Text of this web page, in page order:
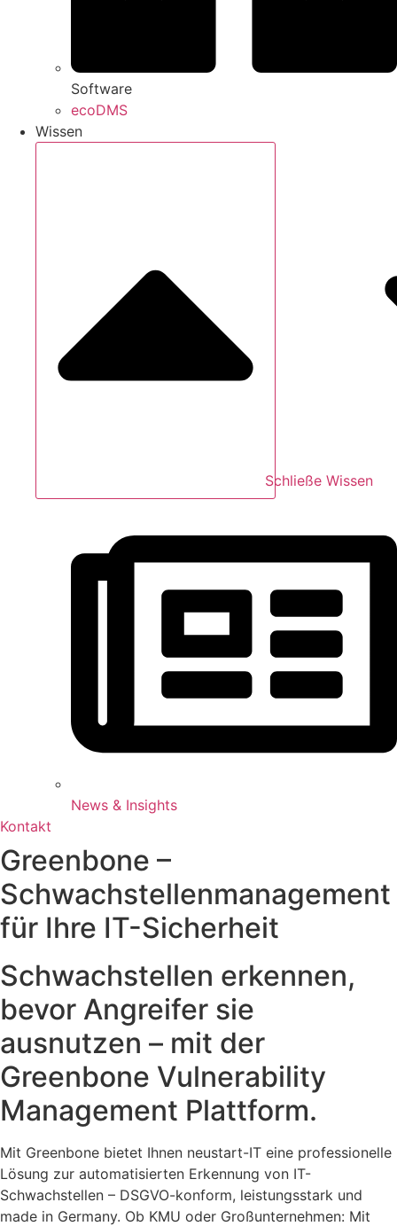
Software
ecoDMS
Wissen
Schließe Wissen
News & Insights
Kontakt
Greenbone –
Schwachstellenmanagement
für Ihre IT-Sicherheit
Schwachstellen erkennen,
bevor Angreifer sie
ausnutzen – mit der
Greenbone Vulnerability
Management Plattform.
Mit Greenbone bietet Ihnen neustart-IT eine professionelle
Lösung zur automatisierten Erkennung von IT-
Schwachstellen – DSGVO-konform, leistungsstark und
made in Germany. Ob KMU oder Großunternehmen: Mit